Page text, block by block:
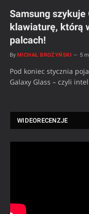
Samsung szykuje
klawiaturę, którą
palcach!
By MICHAŁ BROŻYŃSKI 5
Pod koniec stycznia
Galaxy Glass – czyli
WIDEORECENZJE